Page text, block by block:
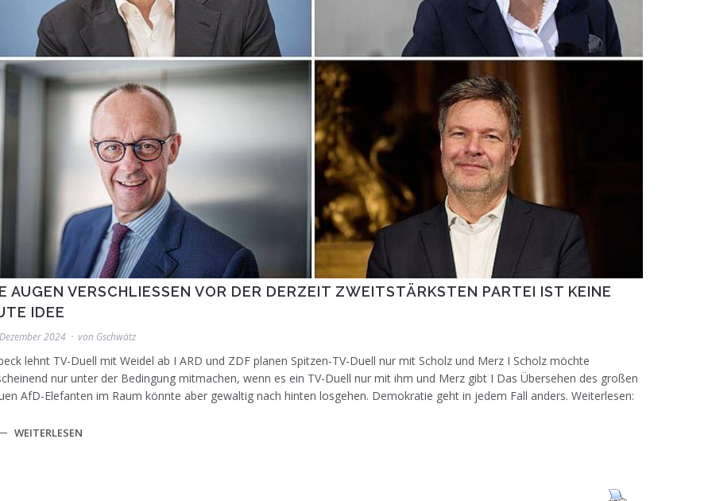
AUGEN VERSCHLIESSEN VOR DER DERZEIT ZWEITSTÄRKSTEN PARTEI IST KEINE G
IDEE
2024 von Gschwätz
lehnt TV-Duell mit Weidel ab I ARD und ZDF planen Spitzen-TV-Duell nur mit Scholz und Merz I Scholz möchte
nur unter der Bedingung mitmachen, wenn es ein TV-Duell nur mit ihm und Merz gibt I Das Übersehen des großen
AfD-Elefanten im Raum könnte aber gewaltig nach hinten losgehen. Demokratie geht in jedem Fall anders. Weiterlesen:
WEITERLESEN